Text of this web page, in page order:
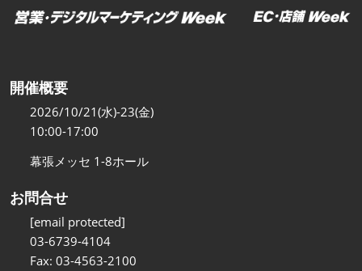
開催概要
2026/10/21(水)-23(金)
10:00-17:00
幕張メッセ 1-8ホール
お問合せ
[email protected]
03-6739-4104
Fax: 03-4563-2100